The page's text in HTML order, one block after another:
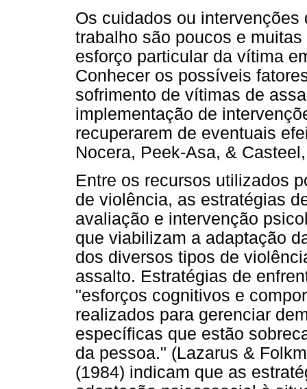
Os cuidados ou
trabalho são poucos e
esforço particular da vítima
Conhecer os possíveis
sofrimento de vítimas de
implementação de
recuperarem de eventuais
Nocera, Peek-Asa, &
Entre os recursos utilizados
de violência, as estratégias
avaliação e intervenção
que viabilizam a adaptação
dos diversos tipos de
assalto. Estratégias de
"esforços cognitivos e
realizados para gerenciar
específicas que estão
da pessoa." (Lazarus &
(1984) indicam que as